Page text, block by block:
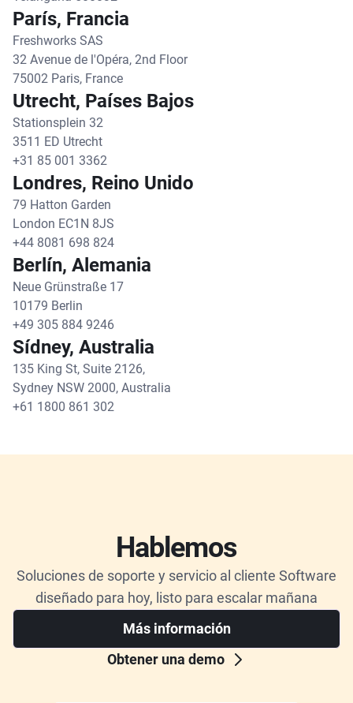
París, Francia
Freshworks SAS
32 Avenue de l'Opéra, 2nd Floor
75002 Paris, France
Utrecht, Países Bajos
Stationsplein 32
3511 ED Utrecht
+31 85 001 3362
Londres, Reino Unido
79 Hatton Garden
London EC1N 8JS
+44 8081 698 824
Berlín, Alemania
Neue Grünstraße 17
10179 Berlin
+49 305 884 9246
Sídney, Australia
135 King St, Suite 2126,
Sydney NSW 2000, Australia
+61 1800 861 302
Hablemos
Soluciones de soporte y servicio al cliente Software
diseñado para hoy, listo para escalar mañana
Más información
Obtener una demo